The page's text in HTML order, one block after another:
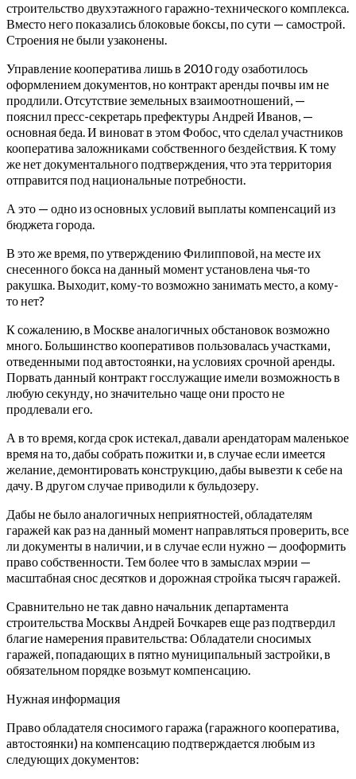
строительство двухэтажного гаражно-технического комплекса.
Вместо него показались блоковые боксы, по сути — самострой.
Строения не были узаконены.
Управление кооператива лишь в 2010 году озаботилось
оформлением документов, но контракт аренды почвы им не
продлили. Отсутствие земельных взаимоотношений, —
пояснил пресс-секретарь префектуры Андрей Иванов, —
основная беда. И виноват в этом Фобос, что сделал участников
кооператива заложниками собственного бездействия. К тому
же нет документального подтверждения, что эта территория
отправится под национальные потребности.
А это — одно из основных условий выплаты компенсаций из
бюджета города.
В это же время, по утверждению Филипповой, на месте их
снесенного бокса на данный момент установлена чья-то
ракушка. Выходит, кому-то возможно занимать место, а кому-
то нет?
К сожалению, в Москве аналогичных обстановок возможно
много. Большинство кооперативов пользовалась участками,
отведенными под автостоянки, на условиях срочной аренды.
Порвать данный контракт госслужащие имели возможность в
любую секунду, но значительно чаще они просто не
продлевали его.
А в то время, когда срок истекал, давали арендаторам маленькое
время на то, дабы собрать пожитки и, в случае если имеется
желание, демонтировать конструкцию, дабы вывезти к себе на
дачу. В другом случае приводили к бульдозеру.
Дабы не было аналогичных неприятностей, обладателям
гаражей как раз на данный момент направляться проверить, все
ли документы в наличии, и в случае если нужно — дооформить
право собственности. Тем более что в замыслах мэрии —
масштабная снос десятков и дорожная стройка тысяч гаражей.
Сравнительно не так давно начальник департамента
строительства Москвы Андрей Бочкарев еще раз подтвердил
благие намерения правительства: Обладатели сносимых
гаражей, попадающих в пятно муниципальный застройки, в
обязательном порядке возьмут компенсацию.
Нужная информация
Право обладателя сносимого гаража (гаражного кооператива,
автостоянки) на компенсацию подтверждается любым из
следующих документов: